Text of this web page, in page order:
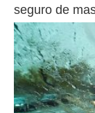
seguro de